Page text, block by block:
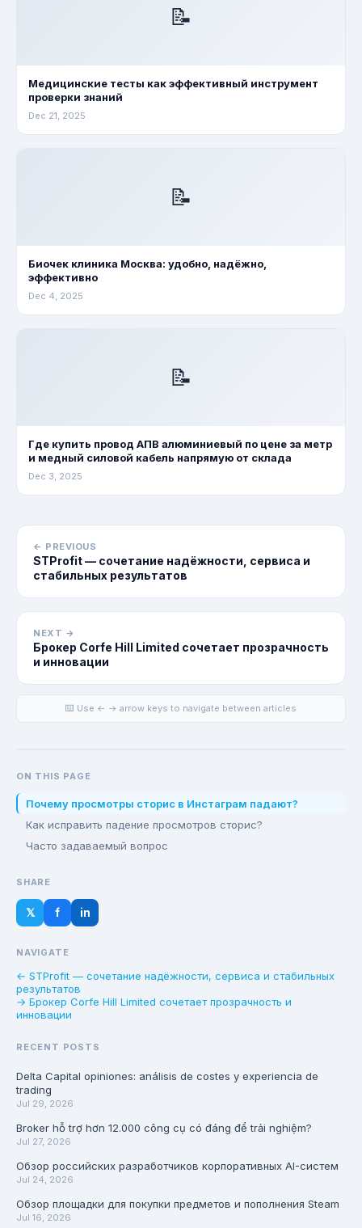
📝
Медицинские тесты как эффективный инструмент
проверки знаний
Dec 21, 2025
📝
Биочек клиника Москва: удобно, надёжно,
эффективно
Dec 4, 2025
📝
Где купить провод АПВ алюминиевый по цене за метр
и медный силовой кабель напрямую от склада
Dec 3, 2025
← PREVIOUS
STProfit — сочетание надёжности, сервиса и
стабильных результатов
NEXT →
Брокер Corfe Hill Limited сочетает прозрачность
и инновации
⌨️ Use ← → arrow keys to navigate between articles
ON THIS PAGE
Почему просмотры сторис в Инстаграм падают?
Как исправить падение просмотров сторис?
Часто задаваемый вопрос
SHARE
𝕏 f in
NAVIGATE
← STProfit — сочетание надёжности, сервиса и стабильных
результатов
→ Брокер Corfe Hill Limited сочетает прозрачность и
инновации
RECENT POSTS
Delta Capital opiniones: análisis de costes y experiencia de
trading
Jul 29, 2026
Broker hỗ trợ hơn 12.000 công cụ có đáng để trải nghiệm?
Jul 27, 2026
Обзор российских разработчиков корпоративных AI-систем
Jul 24, 2026
Обзор площадки для покупки предметов и пополнения Steam
Jul 16, 2026